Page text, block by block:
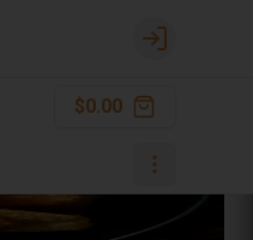
Login
$0.00